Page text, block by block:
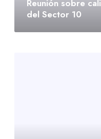
Reunión sobre
del Sector 10